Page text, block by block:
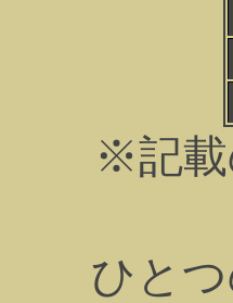
※記載
ひと